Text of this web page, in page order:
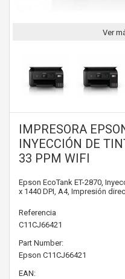
Ver
IMPRESORA
INYECCIÓN DE
33 PPM WIFI
Epson EcoTank ET-2870,
x 1440 DPI, A4, Impresión
Referencia
C11CJ66421
Part Number:
Epson C11CJ66421
EAN: